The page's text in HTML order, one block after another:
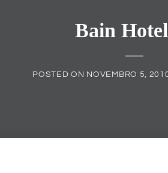
Bain
POSTED ON NOVEMBRO 5,